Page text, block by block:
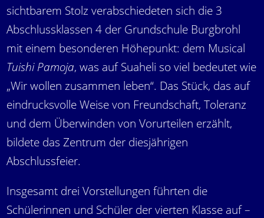
sichtbarem Stolz verabschiedeten sich die 3
Abschlussklassen 4 der Grundschule Burgbrohl
mit einem besonderen Höhepunkt: dem Musical
Tuishi Pamoja, was auf Suaheli so viel bedeutet wie
„Wir wollen zusammen leben“. Das Stück, das auf
eindrucksvolle Weise von Freundschaft, Toleranz
und dem Überwinden von Vorurteilen erzählt,
bildete das Zentrum der diesjährigen
Abschlussfeier.
Insgesamt drei Vorstellungen führten die
Schülerinnen und Schüler der vierten Klasse auf –